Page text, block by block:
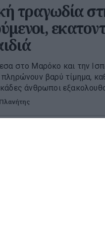
τραγωδία
στο Μαρόκο και την
πληρώνουν βαρύ τίμημα,
άνθρωποι
Πλανήτης